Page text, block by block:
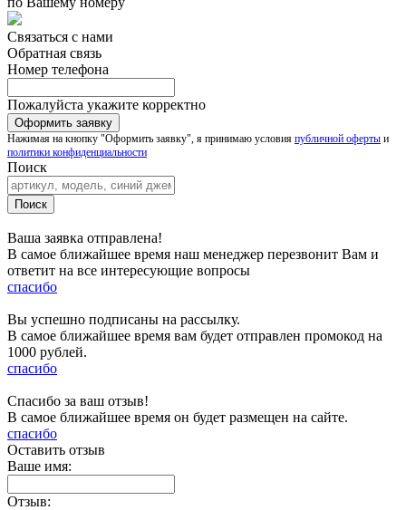
Связаться с нами
Обратная связь
Номер телефона
Пожалуйста укажите корректно
Нажимая на кнопку "Оформить заявку", я принимаю условия публичной оферты и
политики конфиденциальности
Поиск
Ваша заявка отправлена!
В самое ближайшее время наш менеджер перезвонит Вам и
ответит на все интересующие вопросы
спасибо
Вы успешно подписаны на рассылку.
В самое ближайшее время вам будет отправлен промокод на
1000 рублей.
спасибо
Спасибо за ваш отзыв!
В самое ближайшее время он будет размещен на сайте.
спасибо
Оставить отзыв
Ваше имя:
Отзыв: